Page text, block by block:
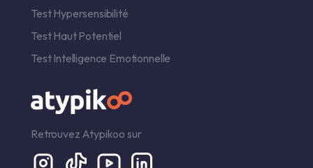
Test Hypersensibilité
Test Haut Potentiel
Test Intelligence Emotionnelle
Retrouvez Atypikoo sur